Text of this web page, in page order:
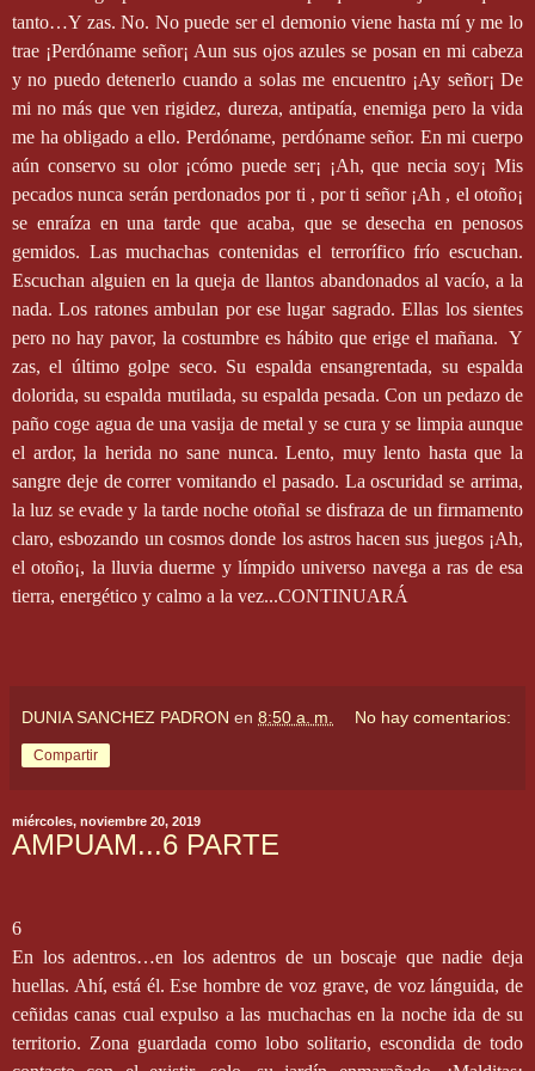
tanto…Y zas. No. No puede ser el demonio viene hasta mí y me lo
trae ¡Perdóname señor¡ Aun sus ojos azules se posan en mi cabeza
y no puedo detenerlo cuando a solas me encuentro ¡Ay señor¡ De
mi no más que ven rigidez, dureza, antipatía, enemiga pero la vida
me ha obligado a ello. Perdóname, perdóname señor. En mi cuerpo
aún conservo su olor ¡cómo puede ser¡ ¡Ah, que necia soy¡ Mis
pecados nunca serán perdonados por ti , por ti señor ¡Ah , el otoño¡
se enraíza en una tarde que acaba, que se desecha en penosos
gemidos. Las muchachas contenidas el terrorífico frío escuchan.
Escuchan alguien en la queja de llantos abandonados al vacío, a la
nada. Los ratones ambulan por ese lugar sagrado. Ellas los sientes
pero no hay pavor, la costumbre es hábito que erige el mañana. Y
zas, el último golpe seco. Su espalda ensangrentada, su espalda
dolorida, su espalda mutilada, su espalda pesada. Con un pedazo de
paño coge agua de una vasija de metal y se cura y se limpia aunque
el ardor, la herida no sane nunca. Lento, muy lento hasta que la
sangre deje de correr vomitando el pasado. La oscuridad se arrima,
la luz se evade y la tarde noche otoñal se disfraza de un firmamento
claro, esbozando un cosmos donde los astros hacen sus juegos ¡Ah,
el otoño¡, la lluvia duerme y límpido universo navega a ras de esa
tierra, energético y calmo a la vez...CONTINUARÁ
DUNIA SANCHEZ PADRON en 8:50 a. m. No hay comentarios:
Compartir
miércoles, noviembre 20, 2019
AMPUAM...6 PARTE
6
En los adentros…en los adentros de un boscaje que nadie deja
huellas. Ahí, está él. Ese hombre de voz grave, de voz lánguida, de
ceñidas canas cual expulso a las muchachas en la noche ida de su
territorio. Zona guardada como lobo solitario, escondida de todo